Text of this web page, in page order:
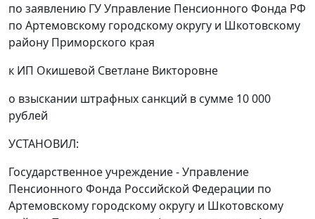
по заявлению ГУ Управление Пенсионного Фонда РФ
по Артемовскому городскому округу и Шкотовскому
району Приморского края
к ИП Окишевой Светлане Викторовне
о взыскании штрафных санкций в сумме 10 000
рублей
УСТАНОВИЛ:
Государственное учреждение - Управление
Пенсионного Фонда Российской Федерации по
Артемовскому городскому округу и Шкотовскому